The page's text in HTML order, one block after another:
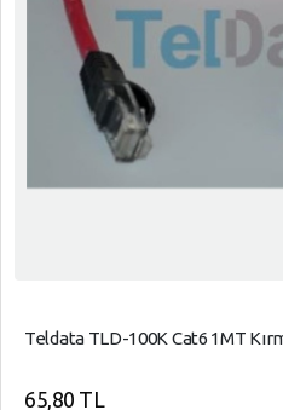
Teldata TLD-100K Cat6 1MT
65,80 TL